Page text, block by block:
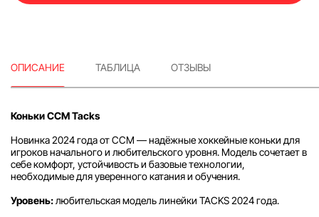
ОПИСАНИЕ ТАБЛИЦА ОТЗЫВЫ
Коньки CCM Tacks
Новинка 2024 года от CCM — надёжные хоккейные коньки для
игроков начального и любительского уровня. Модель сочетает в
себе комфорт, устойчивость и базовые технологии,
необходимые для уверенного катания и обучения.
Уровень:любительская модель линейки TACKS 2024 года.